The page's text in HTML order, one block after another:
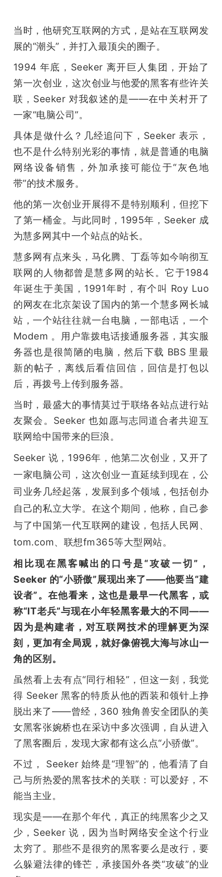
当时，他研究互联网的方式，是站在互联网发
展的“潮头”，并打入最顶尖的圈子。
1994 年底，Seeker 离开巨人集团，开始了
第一次创业，这次创业与他爱的黑客有些许关
联，Seeker 对我叙述的是——在中关村开了
一家“电脑公司”。
具体是做什么？几经追问下，Seeker 表示，
也不是什么特别光彩的事情，就是普通的电脑
网络设备销售，外加承接可能位于“灰色地
带”的技术服务。
他的第一次创业开展得不是特别顺利，但挖下
了第一桶金。与此同时，1995年，Seeker 成
为慧多网其中一个站点的站长。
慧多网有点来头，马化腾、丁磊等如今响彻互
联网的人物都曾是慧多网的站长。它于1984
年诞生于美国，1991年时，有个叫 Roy Luo
的网友在北京架设了国内的第一个慧多网长城
站，一个站往往就一台电脑，一部电话，一个
Modem 。用户靠拨电话接通服务器，其实服
务器也是很简陋的电脑，然后下载 BBS 里最
新的帖子，离线后看信回信，回信是打包以
后，再拨号上传到服务器。
当时，最盛大的事情莫过于联络各站点进行站
友聚会。Seeker 也如愿与志同道合者共迎互
联网给中国带来的巨浪。
Seeker 说，1996年，他第二次创业，又开了
一家电脑公司，这次创业一直延续到现在，公
司业务几经起落，发展到多个领域，包括创办
自己的私立大学。在这个期间，他称，自己参
与了中国第一代互联网的建设，包括人民网、
tom.com、联想fm365等大型网站。
相比现在黑客喊出的口号是“攻破一切”，
Seeker 的“小骄傲”展现出来了——他要当“建
设者”。在他看来，这也是最早一代黑客，或
称“IT老兵”与现在小年轻黑客最大的不同——
因为是构建者，对互联网技术的理解更为深
刻，更加有全局观，就好像俯视大海与冰山一
角的区别。
虽然看上去有点“同行相轻”，但这一刻，我觉
得 Seeker 黑客的特质从他的西装和领针上挣
脱出来了——曾经，360 独角兽安全团队的美
女黑客张婉桥也在采访中多次强调，自从进入
了黑客圈后，发现大家都有这么点“小骄傲”。
不过， Seeker 始终是“理智”的，他看清了自
己与所热爱的黑客技术的关联：可以爱好，不
能当主业。
现实是——在那个年代，真正的纯黑客少之又
少，Seeker 说，因为当时网络安全这个行业
太穷了。那些不是很穷的黑客要么是改行，要
么躲避法律的锋芒，承接国外各类“攻破”的业